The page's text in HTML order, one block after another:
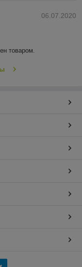
06.07.2020
товаром.